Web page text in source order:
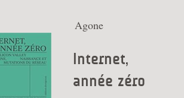
Agone
Internet,
année zéro